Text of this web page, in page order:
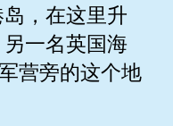
，在这里升
一名英国海
营旁的这个地